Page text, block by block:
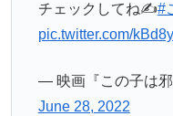
チェックしてね✍️#
pic.twitter.com/
— 映画『この子は
June 28, 2022